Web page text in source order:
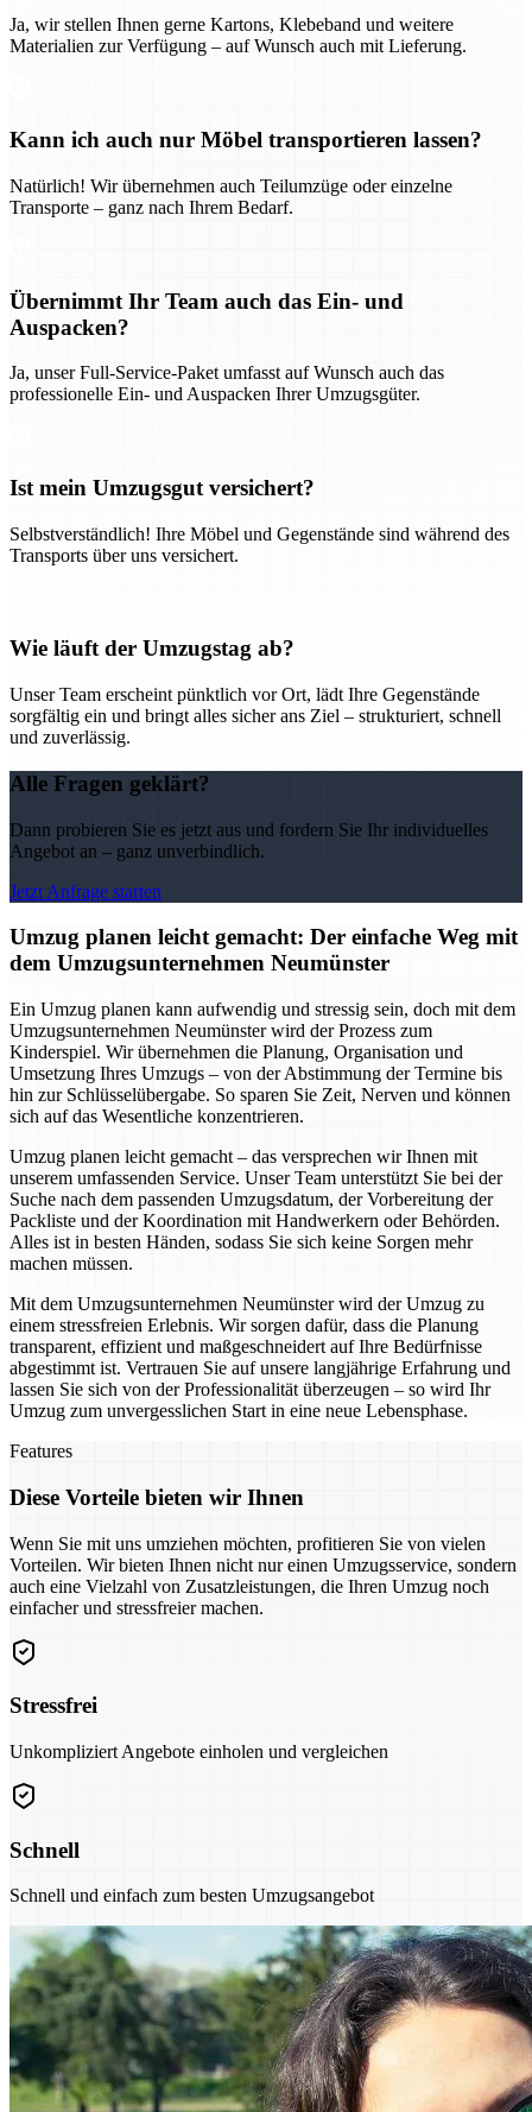
Ja, wir stellen Ihnen gerne Kartons, Klebeband und weitere
Materialien zur Verfügung – auf Wunsch auch mit Lieferung.
Kann ich auch nur Möbel transportieren lassen?
Natürlich! Wir übernehmen auch Teilumzüge oder einzelne
Transporte – ganz nach Ihrem Bedarf.
Übernimmt Ihr Team auch das Ein- und
Auspacken?
Ja, unser Full-Service-Paket umfasst auf Wunsch auch das
professionelle Ein- und Auspacken Ihrer Umzugsgüter.
Ist mein Umzugsgut versichert?
Selbstverständlich! Ihre Möbel und Gegenstände sind während des
Transports über uns versichert.
Wie läuft der Umzugstag ab?
Unser Team erscheint pünktlich vor Ort, lädt Ihre Gegenstände
sorgfältig ein und bringt alles sicher ans Ziel – strukturiert, schnell
und zuverlässig.
Alle Fragen geklärt?
Dann probieren Sie es jetzt aus und fordern Sie Ihr individuelles
Angebot an – ganz unverbindlich.
Jetzt Anfrage starten
Umzug planen leicht gemacht: Der einfache Weg mit
dem Umzugsunternehmen Neumünster
Ein Umzug planen kann aufwendig und stressig sein, doch mit dem
Umzugsunternehmen Neumünster wird der Prozess zum
Kinderspiel. Wir übernehmen die Planung, Organisation und
Umsetzung Ihres Umzugs – von der Abstimmung der Termine bis
hin zur Schlüsselübergabe. So sparen Sie Zeit, Nerven und können
sich auf das Wesentliche konzentrieren.
Umzug planen leicht gemacht – das versprechen wir Ihnen mit
unserem umfassenden Service. Unser Team unterstützt Sie bei der
Suche nach dem passenden Umzugsdatum, der Vorbereitung der
Packliste und der Koordination mit Handwerkern oder Behörden.
Alles ist in besten Händen, sodass Sie sich keine Sorgen mehr
machen müssen.
Mit dem Umzugsunternehmen Neumünster wird der Umzug zu
einem stressfreien Erlebnis. Wir sorgen dafür, dass die Planung
transparent, effizient und maßgeschneidert auf Ihre Bedürfnisse
abgestimmt ist. Vertrauen Sie auf unsere langjährige Erfahrung und
lassen Sie sich von der Professionalität überzeugen – so wird Ihr
Umzug zum unvergesslichen Start in eine neue Lebensphase.
Features
Diese Vorteile bieten wir Ihnen
Wenn Sie mit uns umziehen möchten, profitieren Sie von vielen
Vorteilen. Wir bieten Ihnen nicht nur einen Umzugsservice, sondern
auch eine Vielzahl von Zusatzleistungen, die Ihren Umzug noch
einfacher und stressfreier machen.
Stressfrei
Unkompliziert Angebote einholen und vergleichen
Schnell
Schnell und einfach zum besten Umzugsangebot